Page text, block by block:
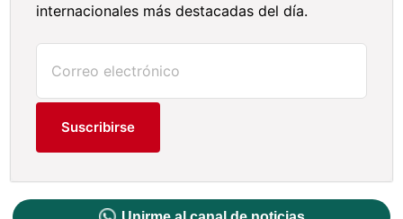
internacionales más destacadas del día.
Suscribirse